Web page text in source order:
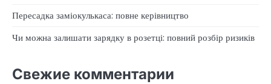
Пересадка заміокулькаса: повне керівництво
Чи можна залишати зарядку в розетці: повний розбір ризиків
Свежие комментарии